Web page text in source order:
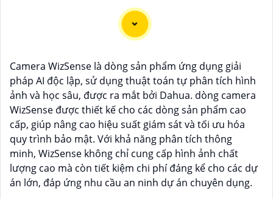
Dạ chắc chắn, đây là tư vấn của tôi về Camera Dahua
chính hãng giá rẻ và chất lượng:
1:Camera Dahua là một thương hiệu nổi tiếng về sản
phẩm an ninh và giám sát.⚒2:Để Hoàn toàn tin cậy
mua Camera Dahua chính hãng, bạn nên mua từ các
cửa hàng uy tín hoặc các đại lý chính thức của
Dahua.☄️3:Mức giá của Camera Dahua có thể thay
đổi tùy vào model và chức năng của camera. Bạn nên
tìm hiểu kỹ trước khi đầu tư.🎖️4:Chất lượng của
Camera WizSense là dòng sản phẩm ứng dụng giải
pháp AI độc lập, sử dụng thuật toán tự phân tích hình
ảnh và học sâu, được ra mắt bởi Dahua. dòng camera
WizSense được thiết kế cho các dòng sản phẩm cao
cấp, giúp nâng cao hiệu suất giám sát và tối ưu hóa
quy trình bảo mật. Với khả năng phân tích thông
minh, WizSense không chỉ cung cấp hình ảnh chất
lượng cao mà còn tiết kiệm chi phí đáng kể cho các dự
án lớn, đáp ứng nhu cầu an ninh dự án chuyên dụng.